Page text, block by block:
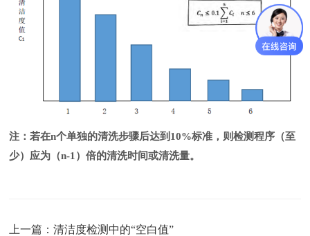
注：若在n个单独的清洗步骤后达到 10%标准，则检测程序（至
少）应为 （n-1 ）倍的清洗时间或清洗量。
上一篇：清洁度检测中的“空白值”